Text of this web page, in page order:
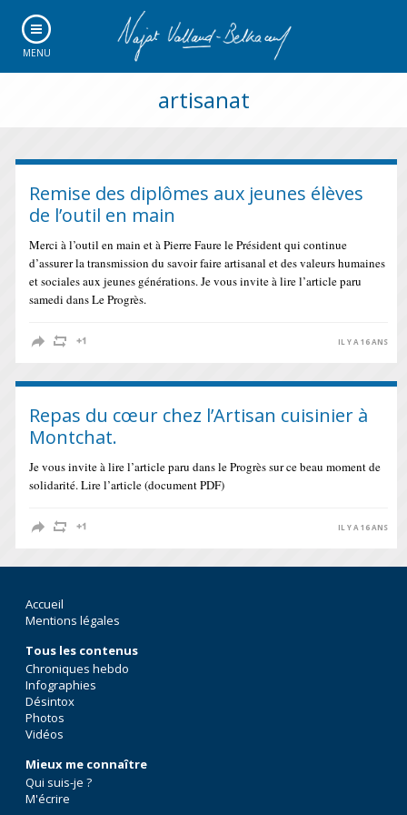
MENU
artisanat
Remise des diplômes aux jeunes élèves
de l’outil en main
Merci à l’outil en main et à Pierre Faure le Président qui continue
d’assurer la transmission du savoir faire artisanal et des valeurs humaines
et sociales aux jeunes générations. Je vous invite à lire l’article paru
samedi dans Le Progrès.
IL Y A 16 ANS
Repas du cœur chez l’Artisan cuisinier à
Montchat.
Je vous invite à lire l’article paru dans le Progrès sur ce beau moment de
solidarité. Lire l’article (document PDF)
IL Y A 16 ANS
Accueil
Mentions légales
Tous les contenus
Chroniques hebdo
Infographies
Désintox
Photos
Vidéos
Mieux me connaître
Qui suis-je ?
M'écrire